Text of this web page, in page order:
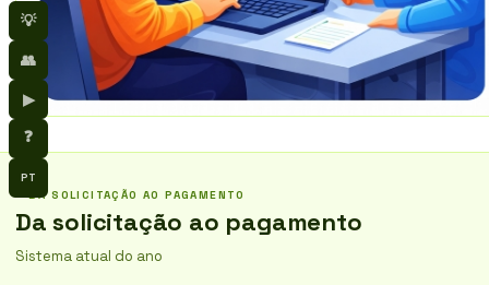
💡
👥
▶
❓
PT
DA SOLICITAÇÃO AO PAGAMENTO
Da solicitação ao pagamento
Sistema atual do ano